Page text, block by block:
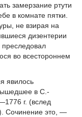
замерзание ртути
в комнате пятки.
не взирая на
дизентерии
во всестороннем
явилось
в С.-
г. (вслед
Сочинение это, —